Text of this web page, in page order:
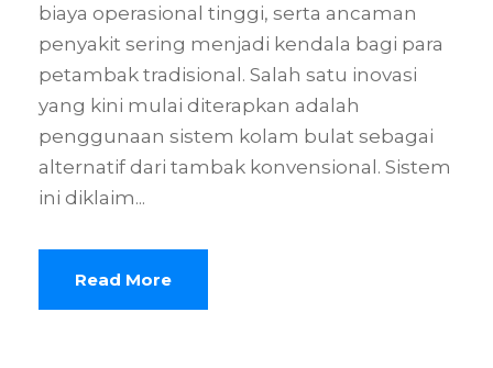
biaya operasional tinggi, serta ancaman
penyakit sering menjadi kendala bagi para
petambak tradisional. Salah satu inovasi
yang kini mulai diterapkan adalah
penggunaan sistem kolam bulat sebagai
alternatif dari tambak konvensional. Sistem
ini diklaim...
Read More